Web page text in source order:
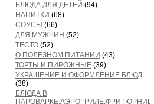
БЛЮДА ДЛЯ ДЕТЕЙ (94)
НАПИТКИ (68)
СОУСЫ (66)
ДЛЯ МУЖЧИН (52)
ТЕСТО (52)
О ПОЛЕЗНОМ ПИТАНИИ (43)
ТОРТЫ И ПИРОЖНЫЕ (39)
УКРАШЕНИЕ И ОФОРМЛЕНИЕ БЛЮД
(38)
БЛЮДА В
ПАРОВАРКЕ,АЭРОГРИЛЕ,ФРИТЮРНИЦЕ